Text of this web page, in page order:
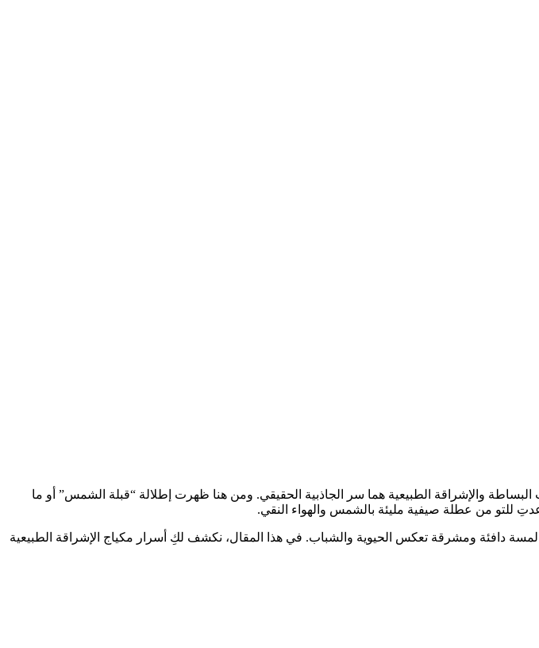
البساطة والإشراقة الطبيعية هما سر الجاذبية الحقيقي. ومن هنا ظهرت إطلالة “قبلة الشمس” أو ما
لمسة دافئة ومشرقة تعكس الحيوية والشباب. في هذا المقال، نكشف لكِ أسرار مكياج الإشراقة الطبيعية